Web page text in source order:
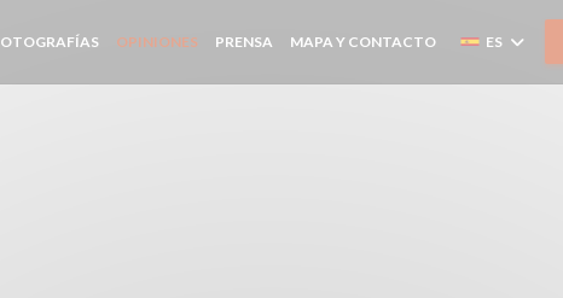
OPINIONES PRENSA MAPA Y CONTACTO ES